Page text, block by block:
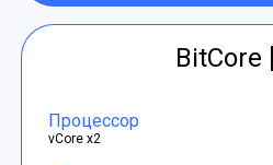
BitCore
Процессор
vCore x2